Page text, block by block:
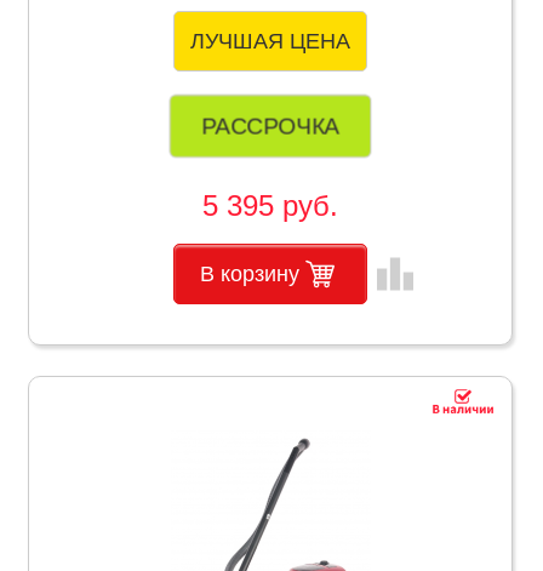
ЛУЧШАЯ ЦЕНА
РАССРОЧКА
5 395 руб.
В корзину leaderboard